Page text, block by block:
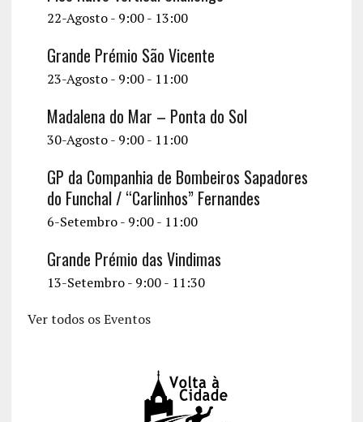
22-Agosto - 9:00- 13:00
Grande Prémio São Vicente
23-Agosto - 9:00- 11:00
Madalena do Mar – Ponta do Sol
30-Agosto - 9:00- 11:00
GP da Companhia de Bombeiros Sapadores
do Funchal / “Carlinhos” Fernandes
6-Setembro - 9:00- 11:00
Grande Prémio das Vindimas
13-Setembro - 9:00- 11:30
Ver todos os Eventos